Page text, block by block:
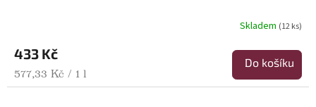
Skladem (12 ks)
433 Kč
Měrná cena:
577,33 Kč / 1 l
Do košíku